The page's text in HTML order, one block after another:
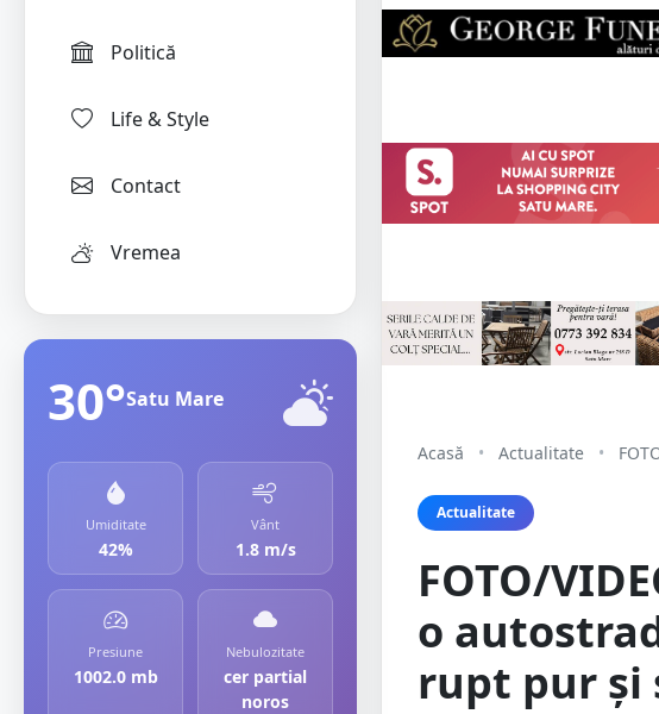
Politică
Life & Style
Contact
Vremea
30°Satu Mare
Umiditate
42%
Vânt
1.8 m/s
Presiune
1002.0 mb
Nebulozitate
cer partial
noros
Acasă • Actualitate •
Actualitate
FOTO/
o
rupt pur și